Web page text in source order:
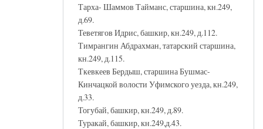
Тарха- Шаммов Тайманс, старшина, кн.249,
д.69.
Теветягов Идрис, башкир, кн.249, д.112.
Тимрангин Абдрахман, татарский старшина,
кн.249, д.115.
Ткевкеев Бердыш, старшина Бушмас-
Кинчацкой волости Уфимского уезда, кн.249,
д.33.
Тогубай, башкир, кн.249, д.89.
Туракай, башкир, кн.249,д.43.